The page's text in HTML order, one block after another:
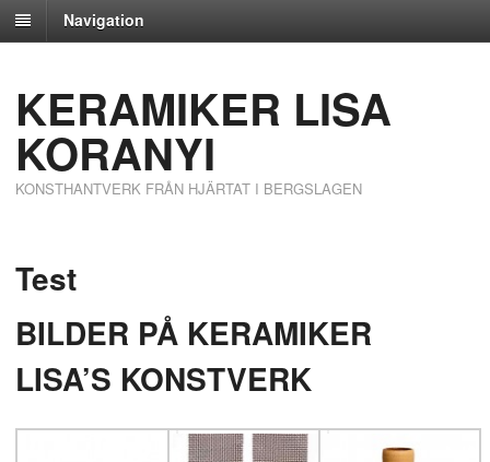
Navigation
KERAMIKER LISA
KORANYI
KONSTHANTVERK FRÅN HJÄRTAT I BERGSLAGEN
Test
BILDER PÅ KERAMIKER
LISA’S KONSTVERK